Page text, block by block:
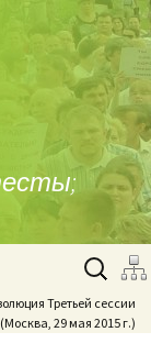
Найти:
Третьей сессии
29 мая 2015 г.)